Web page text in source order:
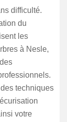
difficulté.
du
les
à Nesle,
techniques
votre